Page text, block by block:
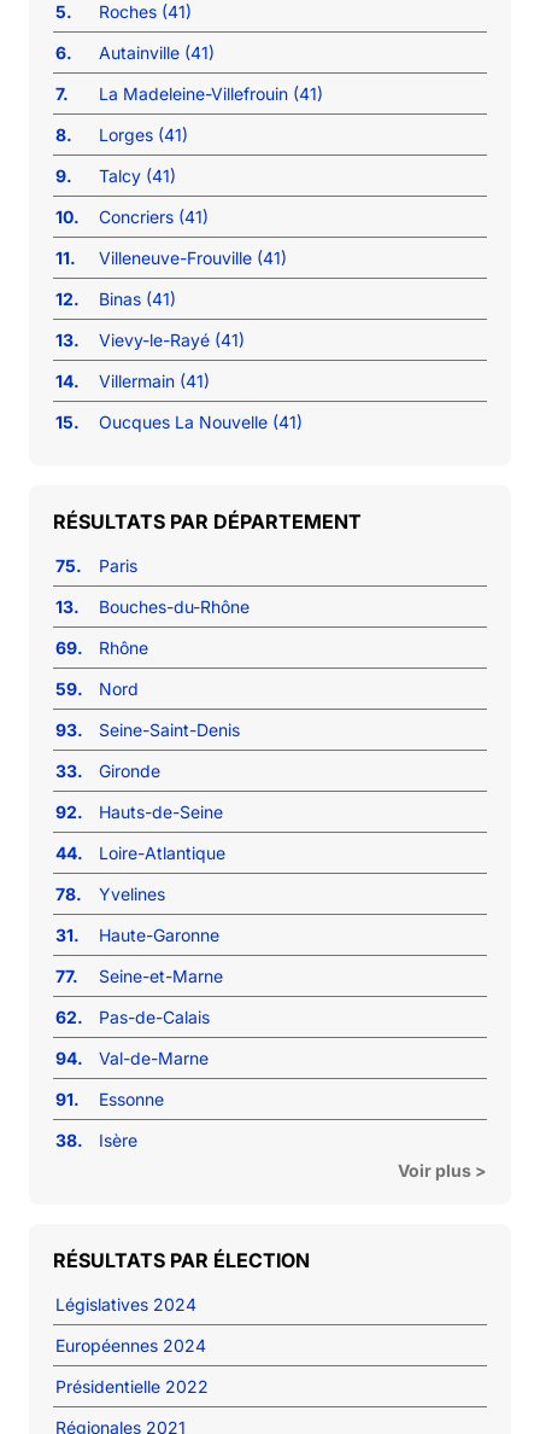
5.
Roches (41)
6.
Autainville (41)
7.
La Madeleine-Villefrouin (41)
8.
Lorges (41)
9.
Talcy (41)
10.
Concriers (41)
11.
Villeneuve-Frouville (41)
12.
Binas (41)
13.
Vievy-le-Rayé (41)
14.
Villermain (41)
15.
Oucques La Nouvelle (41)
RÉSULTATS PAR DÉPARTEMENT
75.
Paris
13.
Bouches-du-Rhône
69.
Rhône
59.
Nord
93.
Seine-Saint-Denis
33.
Gironde
92.
Hauts-de-Seine
44.
Loire-Atlantique
78.
Yvelines
31.
Haute-Garonne
77.
Seine-et-Marne
62.
Pas-de-Calais
94.
Val-de-Marne
91.
Essonne
38.
Isère
Voir plus >
RÉSULTATS PAR ÉLECTION
Législatives 2024
Européennes 2024
Présidentielle 2022
Régionales 2021